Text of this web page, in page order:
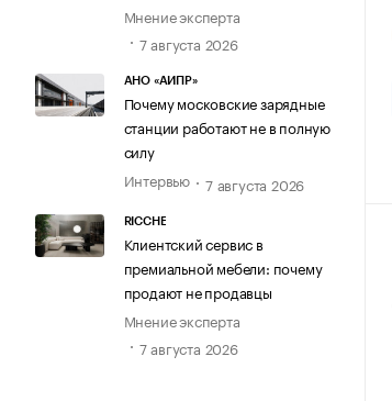
Мнение эксперта
7 августа 2026
АНО «АИПР»
Почему московские зарядные
станции работают не в полную
силу
Интервью
7 августа 2026
RICCHE
Клиентский сервис в
премиальной мебели: почему
продают не продавцы
Мнение эксперта
7 августа 2026